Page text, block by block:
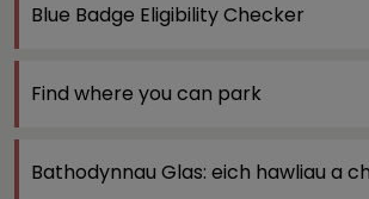
Blue Badge Eligibility Checker
Find where you can park
Bathodynnau Glas: eich hawliau a